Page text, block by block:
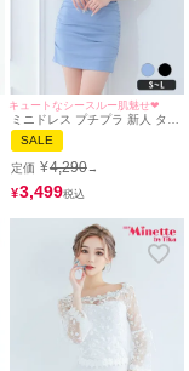
キュートなシースルー肌魅せ❤︎
ミニドレス プチプラ 新人 タイ
ト オフショル キャミソール シ
アー 低身長 胸元隠し リボン
水色 キャバドレス (せいせい着
用/S~Lサイズ) | myMinette/マ
イミネット
SALE
定価 ¥4,290→
¥3,499